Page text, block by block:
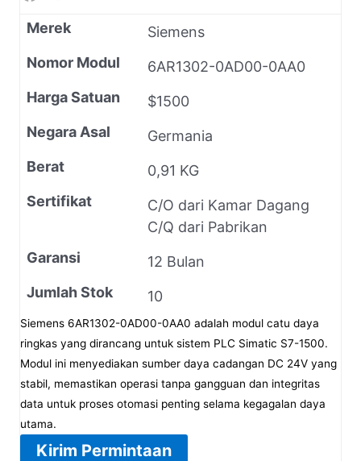
Merek
Siemens
Nomor Modul
6AR1302-0AD00-0AA0
Harga Satuan
$1500
Negara Asal
Germania
Berat
0,91 KG
Sertifikat
C/O dari Kamar Dagang
C/Q dari Pabrikan
Garansi
12 Bulan
Jumlah Stok
10
Siemens 6AR1302-0AD00-0AA0 adalah modul catu daya
ringkas yang dirancang untuk sistem PLC Simatic S7-1500.
Modul ini menyediakan sumber daya cadangan DC 24V yang
stabil, memastikan operasi tanpa gangguan dan integritas
data untuk proses otomasi penting selama kegagalan daya
utama.
Kirim Permintaan